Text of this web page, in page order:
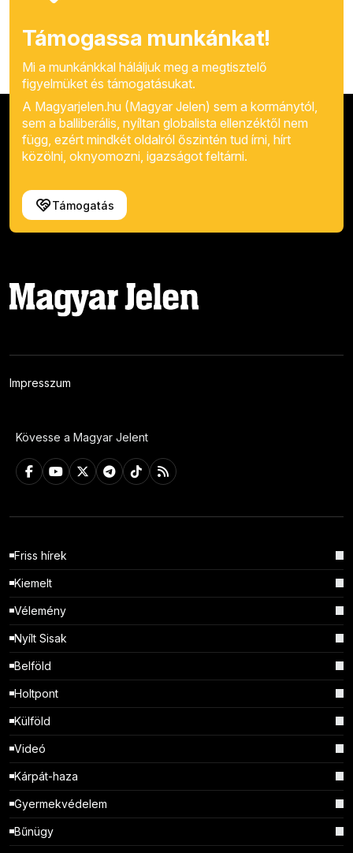
Támogassa munkánkat!
Mi a munkánkkal háláljuk meg a megtisztelő
figyelmüket és támogatásukat.
A Magyarjelen.hu (Magyar Jelen) sem a kormánytól,
sem a balliberális, nyíltan globalista ellenzéktől nem
függ, ezért mindkét oldalról őszintén tud írni, hírt
közölni, oknyomozni, igazságot feltárni.
Támogatás
Impresszum
Kövesse a Magyar Jelent
Friss hírek
Kiemelt
Vélemény
Nyílt Sisak
Belföld
Holtpont
Külföld
Videó
Kárpát-haza
Gyermekvédelem
Bűnügy